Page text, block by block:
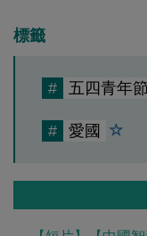
標籤
# 五四青年節
# 愛國